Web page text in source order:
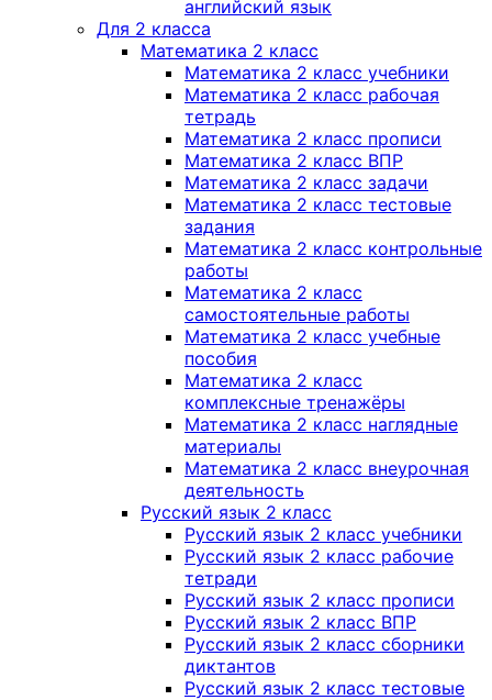
английский язык
Для 2 класса
Математика 2 класс
Математика 2 класс учебники
Математика 2 класс рабочая
тетрадь
Математика 2 класс прописи
Математика 2 класс ВПР
Математика 2 класс задачи
Математика 2 класс тестовые
задания
Математика 2 класс контрольные
работы
Математика 2 класс
самостоятельные работы
Математика 2 класс учебные
пособия
Математика 2 класс
комплексные тренажёры
Математика 2 класс наглядные
материалы
Математика 2 класс внеурочная
деятельность
Русский язык 2 класс
Русский язык 2 класс учебники
Русский язык 2 класс рабочие
тетради
Русский язык 2 класс прописи
Русский язык 2 класс ВПР
Русский язык 2 класс сборники
диктантов
Русский язык 2 класс тестовые